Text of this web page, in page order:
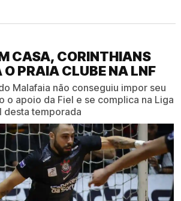
CASA, CORINTHIANS
O PRAIA CLUBE NA LNF
Malafaia não conseguiu impor seu
o apoio da Fiel e se complica na Liga
desta temporada